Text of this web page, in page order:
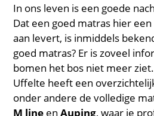
In ons leven is een goede
Dat een goed matras hier
aan levert, is inmiddels
goed matras? Er is zoveel
bomen het bos niet meer
Uffelte heeft een
onder andere de volledige
M line enAuping, waar je